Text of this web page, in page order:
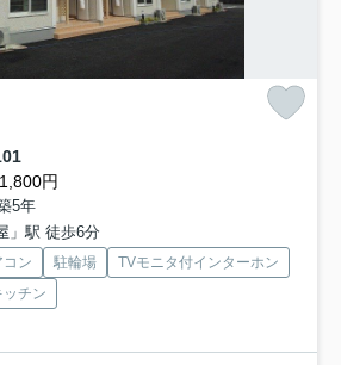
円
5年
」駅 徒歩6分
コン 駐輪場
TVモニタ付インターホン
ッチン